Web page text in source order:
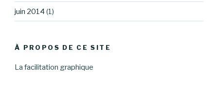
juin 2014 (1)
À PROPOS DE CE SITE
La facilitation graphique